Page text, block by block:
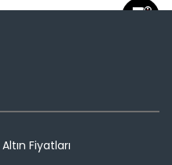
Altın Fiyatları